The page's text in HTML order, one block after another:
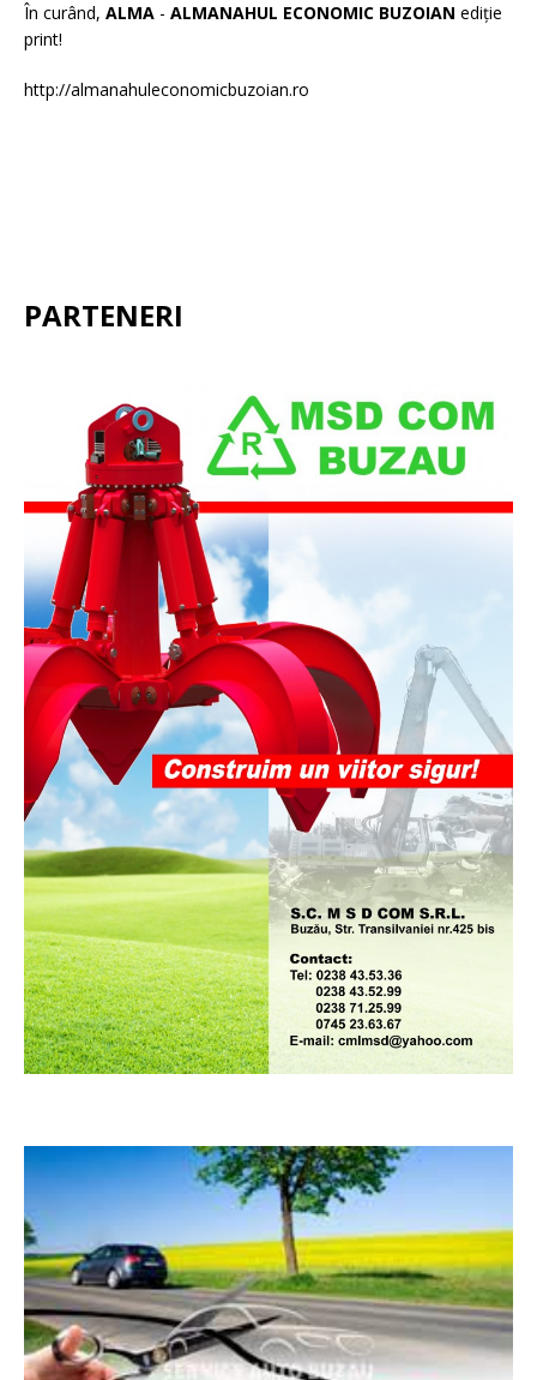
În curând, ALMA - ALMANAHUL ECONOMIC BUZOIAN ediție
print!
http://almanahuleconomicbuzoian.ro
PARTENERI